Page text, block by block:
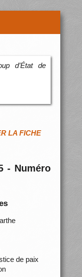
d’État de
LA FICHE
- Numéro
de paix